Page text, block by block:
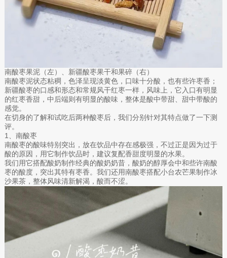
南酸枣果泥（左）、新疆酸枣果干和果碎（右）
南酸枣泥状态粘稠，色泽呈现淡黄色，口味十分酸，也有些许枣香；
新疆酸枣的口感和形态和常规风干红枣一样，风味上，它入口有明显
的红枣香甜，中后端则有明显的酸味，整体是酸中带甜、甜中带酸的
感觉。
在切身的了解和试吃后两种酸枣后，我们分别针对其特点做了一下测
评。
1、南酸枣
南酸枣的酸味特别突出，放在饮品中存在感极强，不过正是因为过于
酸的原因，用它制作饮品时，建议复配香甜度明显的水果。
我们用它搭配酸奶制作经典的酸奶奶昔，酸奶的醇厚会中和些许南酸
枣的酸度，突出其特有枣香。我们还用南酸枣搭配小台农芒果制作冰
沙果茶，整体风味清新解渴，酸而不涩。